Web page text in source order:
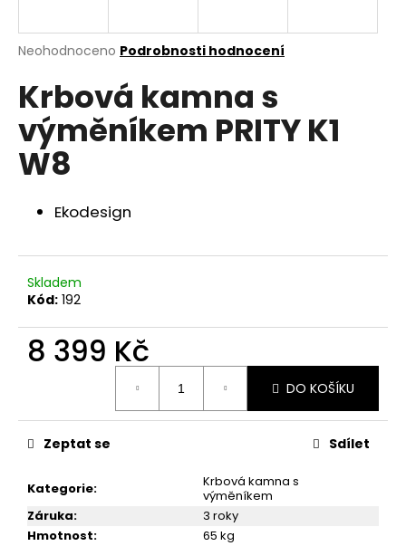
Průměrné
produktu
je
z
5
hvězdiček.
Neohodnoceno Podrobnosti hodnocení
Krbová kamna s
výměníkem PRITY K1
W8
Ekodesign
Skladem
Kód: 192
8 399 Kč
DO KOŠÍKU
Kategorie:
Krbová kamna s
výměníkem
Záruka:
3 roky
Hmotnost:
65 kg
Zeptat se Sdílet
j
t
?
D
o
p
o
u
m
e